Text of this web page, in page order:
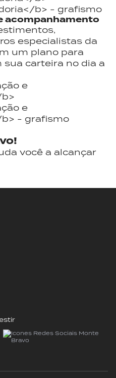
acompanhamento
especialistas da
um plano para
carteira no dia a
você a alcançar